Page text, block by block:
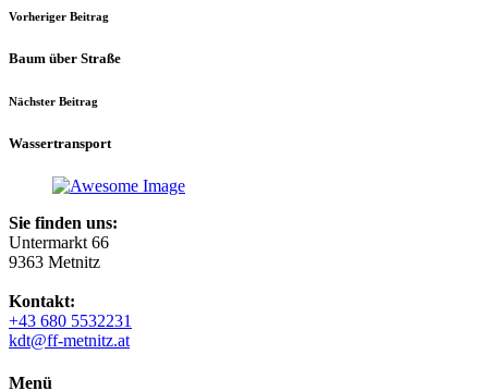
Vorheriger Beitrag
Baum über Straße
Nächster Beitrag
Wassertransport
Sie finden uns:
Untermarkt 66
9363 Metnitz
Kontakt:
+43 680 5532231
kdt@ff-metnitz.at
Menü